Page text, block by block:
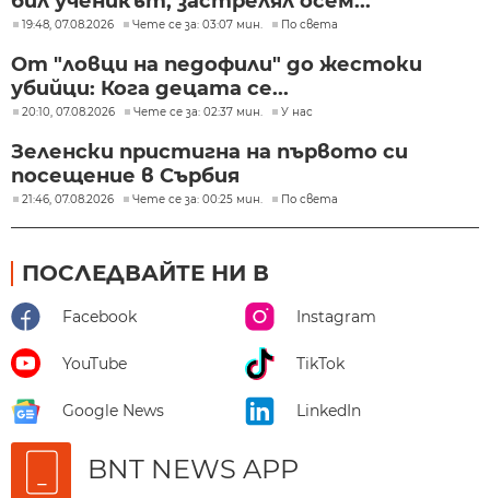
19:48, 07.08.2026 Чете се за: 03:07 мин. По света
От "ловци на педофили" до жестоки
убийци: Кога децата се...
20:10, 07.08.2026 Чете се за: 02:37 мин. У нас
Зеленски пристигна на първото си
посещение в Сърбия
21:46, 07.08.2026 Чете се за: 00:25 мин. По света
ПОСЛЕДВАЙТЕ НИ В
Facebook Instagram
YouTube TikTok
Google News LinkedIn
BNT NEWS APP